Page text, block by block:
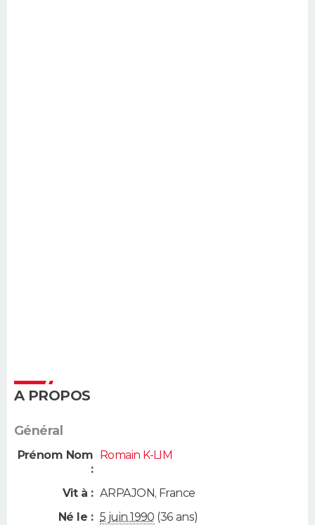
A PROPOS
Général
Prénom Nom
:
Romain K-LIM
Vit à : ARPAJON, France
Né le : 5 juin 1990 (36 ans)